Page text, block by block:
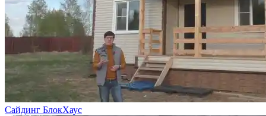
Сайдинг БлокХаус